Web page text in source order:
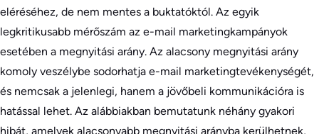
eléréséhez, de nem mentes a buktatóktól. Az egyik
legkritikusabb mérőszám az e-mail marketingkampányok
esetében a megnyitási arány. Az alacsony megnyitási arány
komoly veszélybe sodorhatja e-mail marketingtevékenységét,
és nemcsak a jelenlegi, hanem a jövőbeli kommunikációra is
hatással lehet. Az alábbiakban bemutatunk néhány gyakori
hibát, amelyek alacsonyabb megnyitási arányba kerülhetnek,